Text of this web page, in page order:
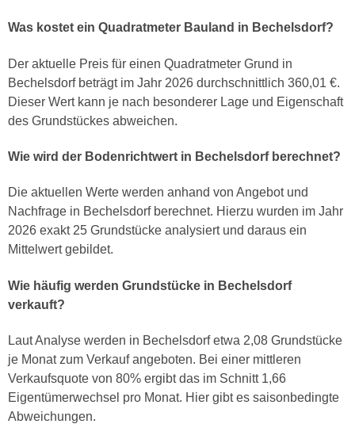
Was kostet ein Quadratmeter Bauland in Bechelsdorf?
Der aktuelle Preis für einen Quadratmeter Grund in
Bechelsdorf beträgt im Jahr 2026 durchschnittlich 360,01 €.
Dieser Wert kann je nach besonderer Lage und Eigenschaft
des Grundstückes abweichen.
Wie wird der Bodenrichtwert in Bechelsdorf berechnet?
Die aktuellen Werte werden anhand von Angebot und
Nachfrage in Bechelsdorf berechnet. Hierzu wurden im Jahr
2026 exakt 25 Grundstücke analysiert und daraus ein
Mittelwert gebildet.
Wie häufig werden Grundstücke in Bechelsdorf
verkauft?
Laut Analyse werden in Bechelsdorf etwa 2,08 Grundstücke
je Monat zum Verkauf angeboten. Bei einer mittleren
Verkaufsquote von 80% ergibt das im Schnitt 1,66
Eigentümerwechsel pro Monat. Hier gibt es saisonbedingte
Abweichungen.